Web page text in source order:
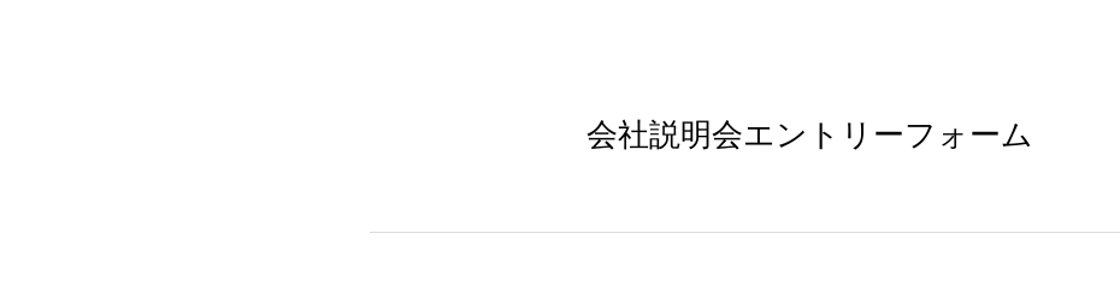
会社説明会エントリーフォーム